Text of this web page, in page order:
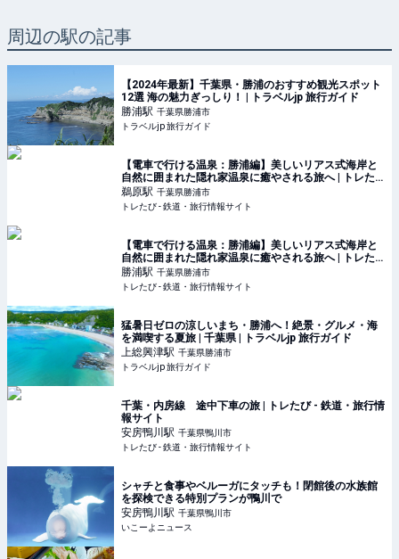
周辺の駅の記事
【2024年最新】千葉県・勝浦のおすすめ観光スポット
12選 海の魅力ぎっしり！ | トラベルjp 旅行ガイド
勝浦駅 千葉県勝浦市
トラベルjp 旅行ガイド
【電車で行ける温泉：勝浦編】美しいリアス式海岸と
自然に囲まれた隠れ家温泉に癒やされる旅へ | トレた
び - 鉄道・旅行情報サイト
鵜原駅 千葉県勝浦市
トレたび - 鉄道・旅行情報サイト
【電車で行ける温泉：勝浦編】美しいリアス式海岸と
自然に囲まれた隠れ家温泉に癒やされる旅へ | トレた
び - 鉄道・旅行情報サイト
勝浦駅 千葉県勝浦市
トレたび - 鉄道・旅行情報サイト
猛暑日ゼロの涼しいまち・勝浦へ！絶景・グルメ・海
を満喫する夏旅 | 千葉県 | トラベルjp 旅行ガイド
上総興津駅 千葉県勝浦市
トラベルjp 旅行ガイド
千葉・内房線 途中下車の旅 | トレたび - 鉄道・旅行情
報サイト
安房鴨川駅 千葉県鴨川市
トレたび - 鉄道・旅行情報サイト
シャチと食事やベルーガにタッチも！閉館後の水族館
を探検できる特別プランが鴨川で
安房鴨川駅 千葉県鴨川市
いこーよニュース